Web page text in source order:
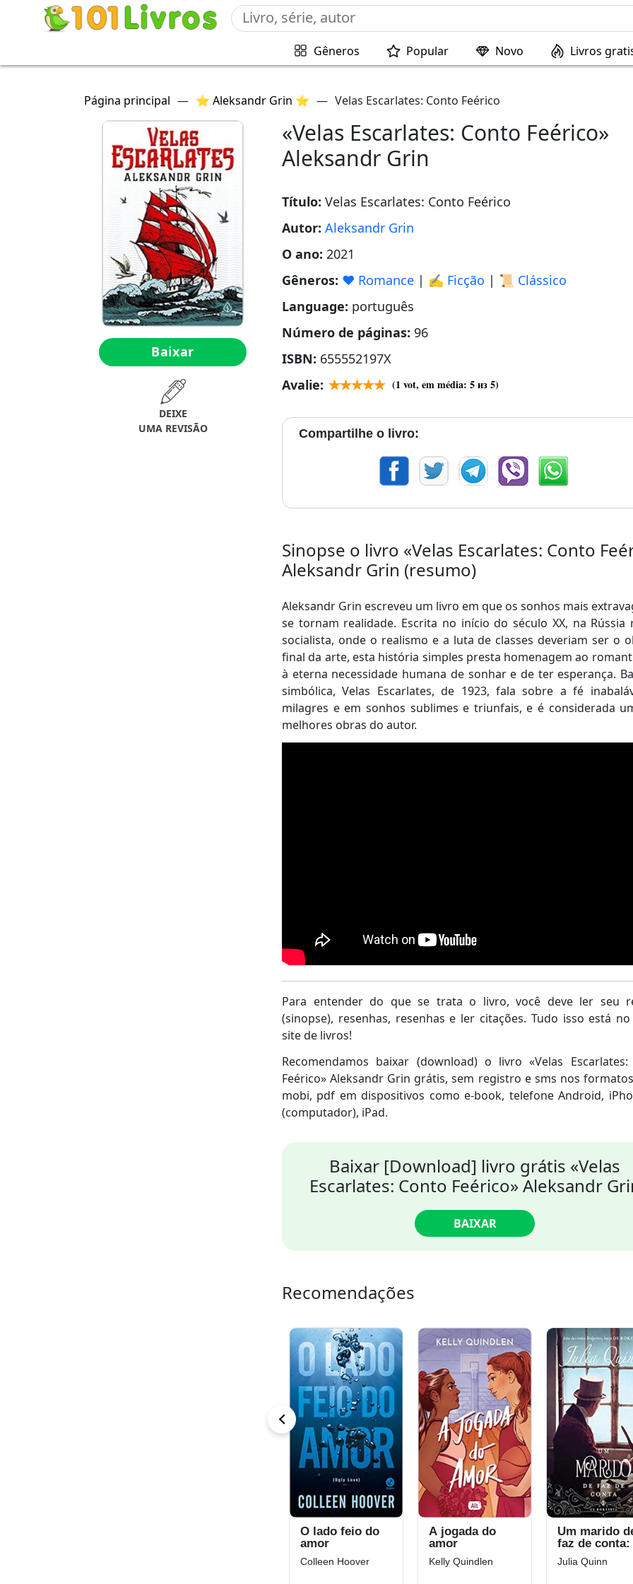
Gêneros Popular Novo Livros
Página principal — ⭐ Aleksandr Grin ⭐ — Velas Escarlates: Conto Feérico
Baixar
DEIXE
UMA REVISÃO
«Velas Escarlates: Conto Feérico»
Aleksandr Grin
Título: Velas Escarlates: Conto Feérico
Autor: Aleksandr Grin
O ano: 2021
Gêneros: ❤️ Romance | ✍️ Ficção | 📜 Clássico
Language: português
Número de páginas: 96
ISBN: 655552197X
Avalie:
(1 vot, em média: 5из 5)
Compartilhe o livro:
Sinopse o livro «Velas Escarlates: Conto
Aleksandr Grin (resumo)
Aleksandr Grin escreveu um livro em que os sonhos mais
se tornam realidade. Escrita no início do século XX, na Rússia
socialista, onde o realismo e a luta de classes deveriam ser o
final da arte, esta história simples presta homenagem ao
à eterna necessidade humana de sonhar e de ter esperança.
simbólica, Velas Escarlates, de 1923, fala sobre a fé
milagres e em sonhos sublimes e triunfais, e é considerada
melhores obras do autor.
Para entender do que se trata o livro, você deve ler seu
(sinopse), resenhas, resenhas e ler citações. Tudo isso está
site de livros!
Recomendamos baixar (download) o livro «Velas Escarlates:
Feérico» Aleksandr Grin grátis, sem registro e sms nos
mobi, pdf em dispositivos como e-book, telefone Android,
(computador), iPad.
Baixar [Download] livro grátis «Velas
Escarlates: Conto Feérico» Aleksandr
BAIXAR
Recomendações
O lado feio do
amor
Colleen Hoover
A jogada do
amor
Kelly Quindlen
Um marido
faz de conta:
origem dos
Bridgertons
Julia Quinn